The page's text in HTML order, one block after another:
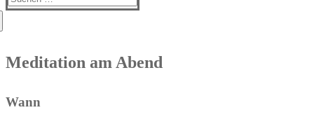
Meditation am Abend
Wann